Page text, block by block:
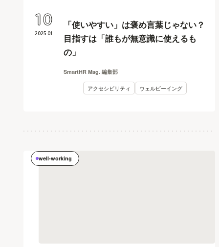
「使いやすい」は褒め言葉じゃない？
目指すは「誰もが無意識に使えるも
の」
SmartHR Mag. 編集部
アクセシビリティ ウェルビーイング
2025.01
10
well-working